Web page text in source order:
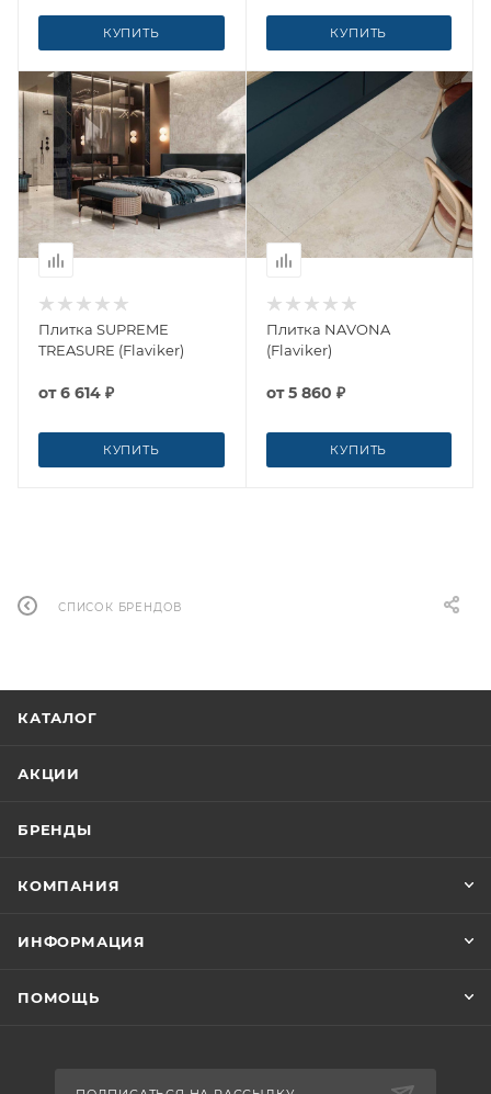
КУПИТЬ КУПИТЬ
Плитка SUPREME
TREASURE (Flaviker)
от6 614 ₽
КУПИТЬ
Плитка NAVONA
(Flaviker)
от5 860 ₽
КУПИТЬ
СПИСОК БРЕНДОВ
КАТАЛОГ
АКЦИИ
БРЕНДЫ
КОМПАНИЯ
ИНФОРМАЦИЯ
ПОМОЩЬ